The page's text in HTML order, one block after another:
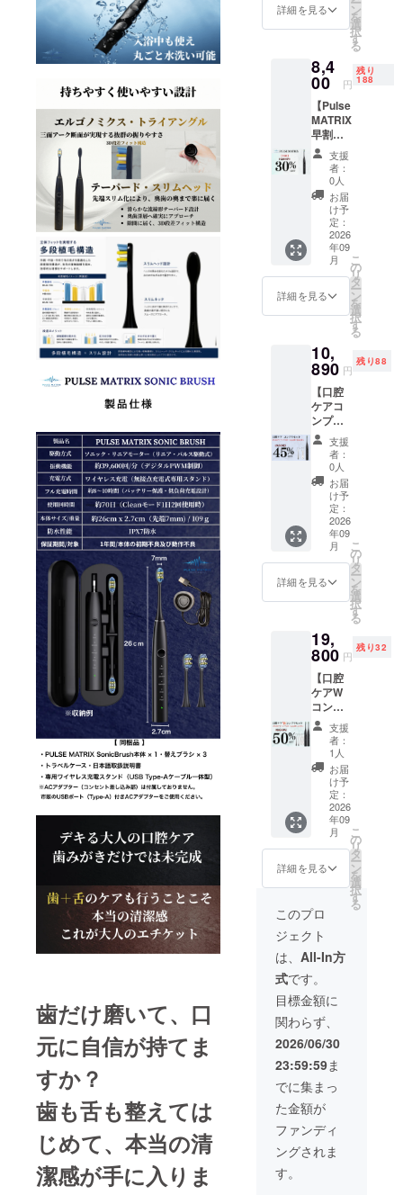
歯だけ磨いて、口
元に自信が持てま
すか？
歯も舌も整えては
じめて、本当の清
潔感が手に入りま
予定し
ベル
説書 ■
一般販
売予定
価格
Pulse
MATRIX
SonicB
rush
12.000
円（税
込） 本
製品の
一般販
売は
2027年
度中を
予定し
料当社
負担）
■ お届
Pulse
MATRIX
SonicB
rush ×1
、専用
ブラシ
× 3 、専
用ワイ
ヤレス
充電台
（タイ
プAケー
ブル一
体型）x
1、トラ
ベル
ケース
一般販
売予定
価格
Pulse
MATRIX
SonicB
rush
12.000
円（税
込） 本
製品の
一般販
売は
2027年
度中を
予定し
ており
詳細を見る ン
を
選
択
す
る
8,4
00 円
残り
188
【Pulse
MATRIX
早割
30％OF
F】 一
般販売
予定価
12,000
→8,400
円（税
込・送
料当社
負担）
■ お届
Pulse
MATRIX
SonicB
rush ×1
、専用
ブラシ
× 3 、専
用ワイ
ヤレス
充電台
（タイ
プAケー
ブル一
体型）x
1、トラ
ベル
ケース
一般販
売予定
価格
Pulse
MATRIX
SonicB
rush
12.000
円（税
込） 本
製品の
一般販
売は
2027年
度中を
予定し
ており
支援
者：
0人
お届
け予
定：
2026
年09
月
詳細を見る
こ
の
リ
タ
ー
ン
を
選
択
す
る
10,
890 円
残り88
【口腔
ケアコ
ンプリ
セット
45％OF
F】 一
般販売
予定価
19,800
→10.89
0円（税
込・送
料当社
負担）
け内容
Pulse
MATRIX
SonicB
rush ×1
、Pulse
MATRIX
専用ブ
ラシ × 3
、専用
ワイヤ
レス充
電台
（タイ
プAケー
ブル一
体型）x
ケース
x 1、日
本語取
説書、
Axon
Dual
Arc
x1、
Axon
Stream
x 1 ■ 一
般販売
予定価
格
Pulse
MATRIX
SonicB
rush
支援
者：
0人
お届
け予
定：
2026
年09
月
詳細を見る
こ
の
リ
タ
ー
ン
を
選
択
す
る
19,
800 円
残り32
【口腔
ケアW
コンプ
リセッ
ト
50％OF
F】 一
般販売
予定価
39,600
→19,80
0円（税
込・送
料当社
負担）
■ お届
け内容
Pulse
MATRIX
SonicB
rush ×
2 、
Pulse
MATRIX
専用ブ
ラシ × 6
、専用
ワイヤ
レス充
電台
（タイ
プAケー
支援
者：
1人
お届
け予
定：
2026
年09
月
詳細を見る
こ
の
リ
タ
ー
ン
を
選
択
す
る
このプロ
ジェクト
は、 All-In方
式です。
目標金額に
関わらず、
2026/06/30
23:59:59ま
でに集まっ
た金額が
ファンディ
ングされま
す。